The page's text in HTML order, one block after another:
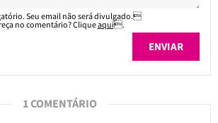
Seu email não será divulgado.
no comentário? Cliqueaqui.
1 COMENTÁRIO